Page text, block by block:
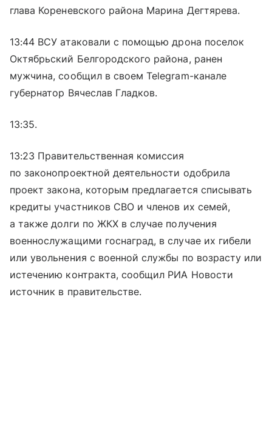
глава Кореневского района Марина Дегтярева.
13:44 ВСУ атаковали с помощью дрона поселок
Октябрьский Белгородского района, ранен
мужчина, сообщил в своем Telegram-канале
губернатор Вячеслав Гладков.
13:35.
13:23 Правительственная комиссия
по законопроектной деятельности одобрила
проект закона, которым предлагается списывать
кредиты участников СВО и членов их семей,
а также долги по ЖКХ в случае получения
военнослужащими госнаград, в случае их гибели
или увольнения с военной службы по возрасту или
истечению контракта, сообщил РИА Новости
источник в правительстве.